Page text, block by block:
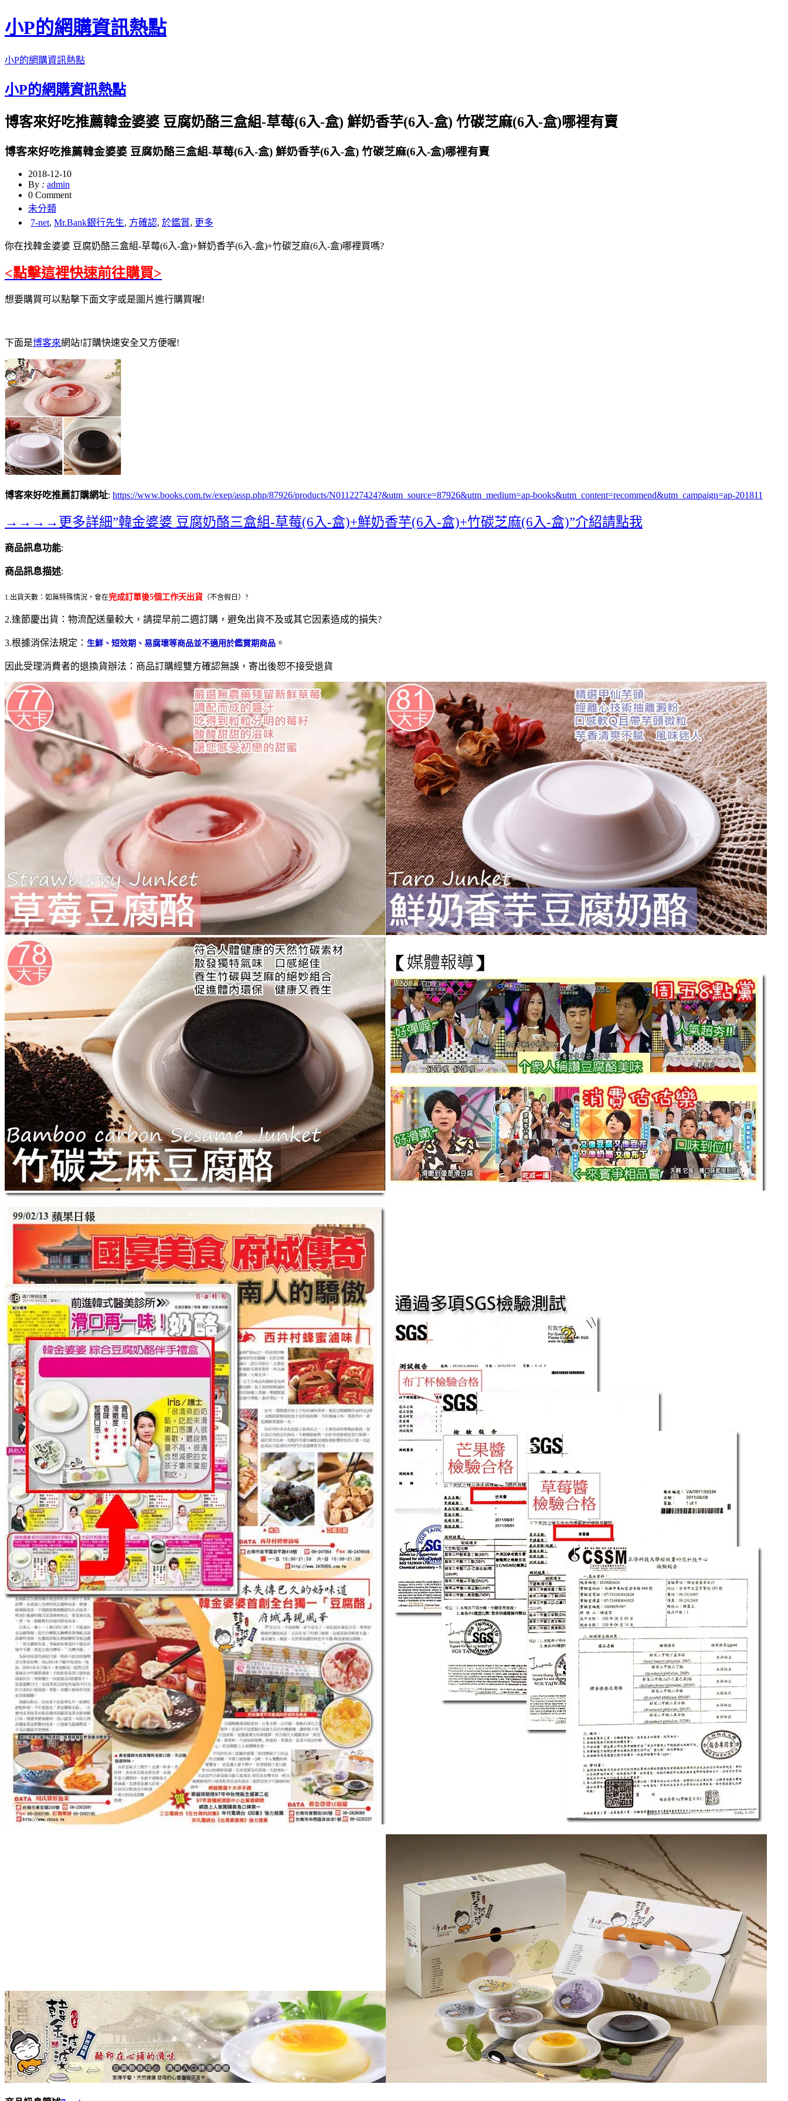
小P的網購資訊熱點
小P的網購資訊熱點
小P的網購資訊熱點
博客來好吃推薦韓金婆婆 豆腐奶酪三盒組-草莓(6入-盒) 鮮奶香芋(6入-盒) 竹碳芝麻(6入-盒)哪裡有賣
博客來好吃推薦韓金婆婆 豆腐奶酪三盒組-草莓(6入-盒) 鮮奶香芋(6入-盒) 竹碳芝麻(6入-盒)哪裡有賣
2018-12-10
By : admin
0 Comment
未分類
7-net, Mr.Bank銀行先生, 方確認, 於鑑賞, 更多
你在找韓金婆婆 豆腐奶酪三盒組-草莓(6入-盒)+鮮奶香芋(6入-盒)+竹碳芝麻(6入-盒)哪裡買嗎?
<點擊這裡快速前往購買>
想要購買可以點擊下面文字或是圖片進行購買喔!
下面是博客來網站!訂購快速安全又方便喔!
博客來好吃推薦訂購網址: https://www.books.com.tw/exep/assp.php/87926/products/N011227424?&utm_source=87926&utm_medium=ap-books&utm_content=recommend&utm_campaign=ap-201811
→→→→更多詳細”韓金婆婆 豆腐奶酪三盒組-草莓(6入-盒)+鮮奶香芋(6入-盒)+竹碳芝麻(6入-盒)”介紹請點我
商品訊息功能:
商品訊息描述:
1.出貨天數：如無特殊情況，會在完成訂單後5個工作天出貨 （不含假日）?
2.逢節慶出貨：物流配送量較大，請提早前二週訂購，避免出貨不及或其它因素造成的損失?
3.根據消保法規定： 生鮮、短效期、易腐壞等商品並不適用於鑑賞期商品 。
因此受理消費者的退換貨辦法：商品訂購經雙方確認無誤，寄出後恕不接受退貨